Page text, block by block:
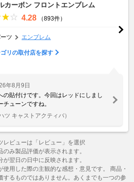
カーボン フロントエンブレム
4.28 （893件）
ツ エンブレム
リの取付店を探す
年8月9日
の貼付けです。今回はレッドにしまし
ューンですね。
ツ キャストアクティバ）
ビューは「レビュー」を選択
み製品評価が表示されます。
翌日の日中に反映されます。
用した際の主観的な感想・意見です。 商品・
するものではありません。あくまでも一つの参